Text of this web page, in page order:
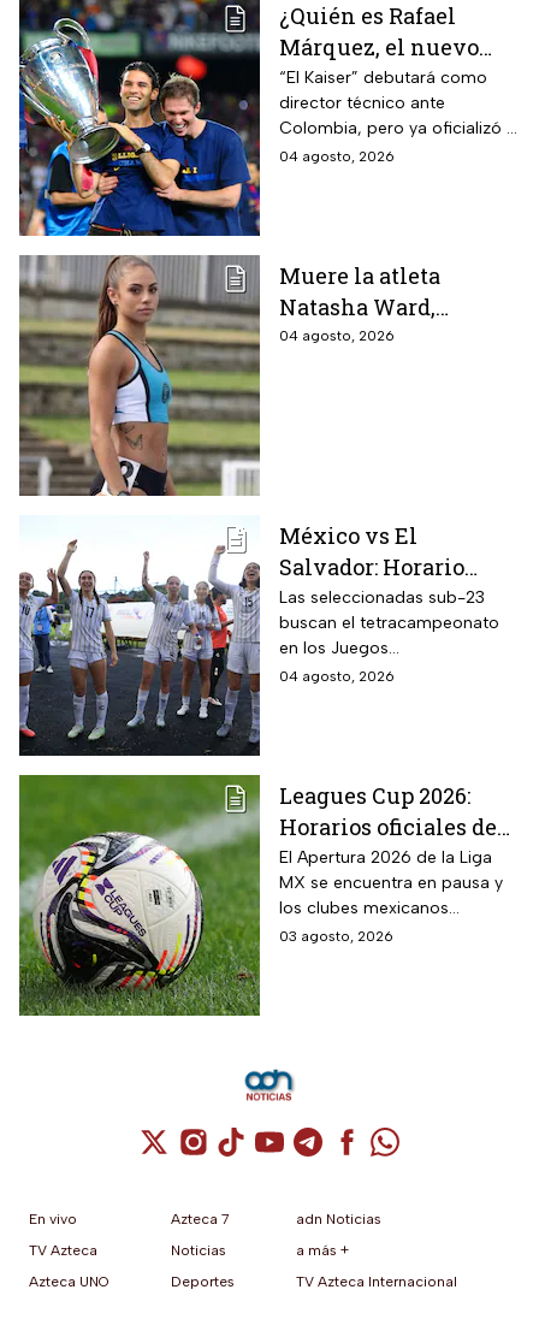
¿Quién es Rafael
Márquez, el nuevo
entrenador de la
Selección Mexicana
que debutará con
Colombia, Perú y
“El Kaiser” debutará como
director técnico ante
Colombia, pero ya oficializó la
fecha de su primer encuentro
04 agosto, 2026
Muere la atleta
Natasha Ward,
promesa del atletismo
04 agosto, 2026
México vs El
Salvador: Horario
oficial y dónde ver la
semifinal de la
femenil en los Juegos
Centroamericanos
Las seleccionadas sub-23
buscan el tetracampeonato
en los Juegos
Centroamericanos y del
04 agosto, 2026
Leagues Cup 2026:
Horarios oficiales de
los partidos de la Liga
MX vs MLS de la Fase
1
El Apertura 2026 de la Liga
MX se encuentra en pausa y
los clubes mexicanos
competirán en el torneo
03 agosto, 2026
Cuenta de X / Twitter (se abre en una
Cuenta de Instagram (se abre en una
Cuenta de TikTok (se abre en
Cuenta de YouTube (se abre
Cuenta de Telegram (se
Cuenta de
Cuenta de
En vivo
TV Azteca
Azteca UNO
Azteca 7
Noticias
Deportes
adn Noticias
a más +
TV Azteca Internacional